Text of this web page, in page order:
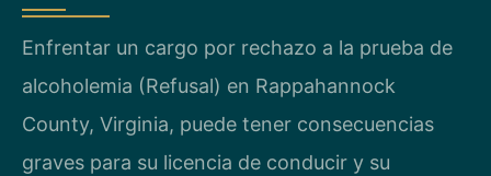
Enfrentar un cargo por rechazo a la prueba de
alcoholemia (Refusal) en Rappahannock
County, Virginia, puede tener consecuencias
graves para su licencia de conducir y su